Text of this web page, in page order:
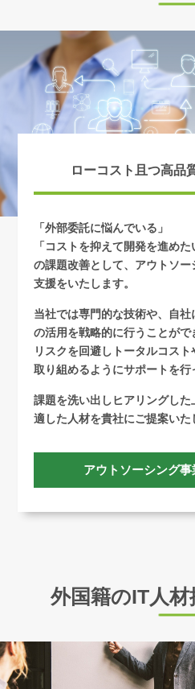
ローコスト且つ高品
「外部委託に悩んでいる」
「コストを抑えて開発を進め
の課題改善として、アウトソー
支援をいたします。
当社では専門的な技術や、自社
の活用を戦略的に行うことがで
リスクを回避しトータルコスト
取り組めるようにサポートを行
課題を洗い出しヒアリングした
適した人材を貴社にご提案いた
アウトソーシング
外国籍のIT人